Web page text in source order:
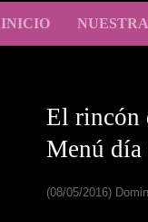
INICIO
El rincón
Menú
(08/05/2016)